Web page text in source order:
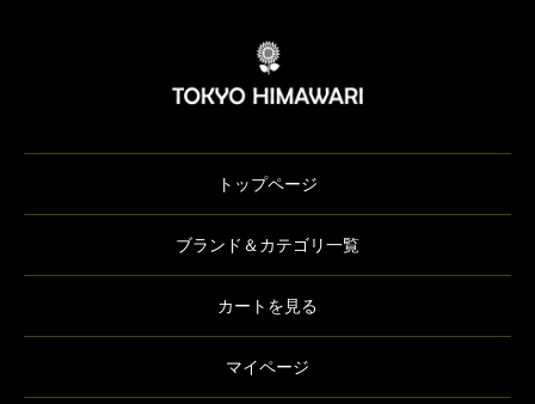
トップページ
ブランド＆カテゴリ一覧
カートを見る
マイページ